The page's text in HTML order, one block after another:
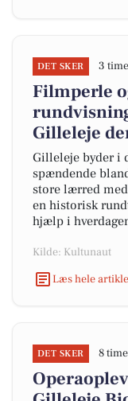
DET SKER 3
Filmperle
Gilleleje
Gilleleje byder i
spændende
store lærred
en historisk
hjælp i
Kilde: Kultunaut
Læs hele
DET SKER 8